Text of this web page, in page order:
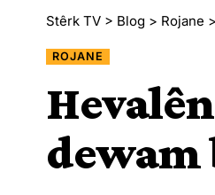
Stêrk TV > Blog > Rojane >
ROJANE